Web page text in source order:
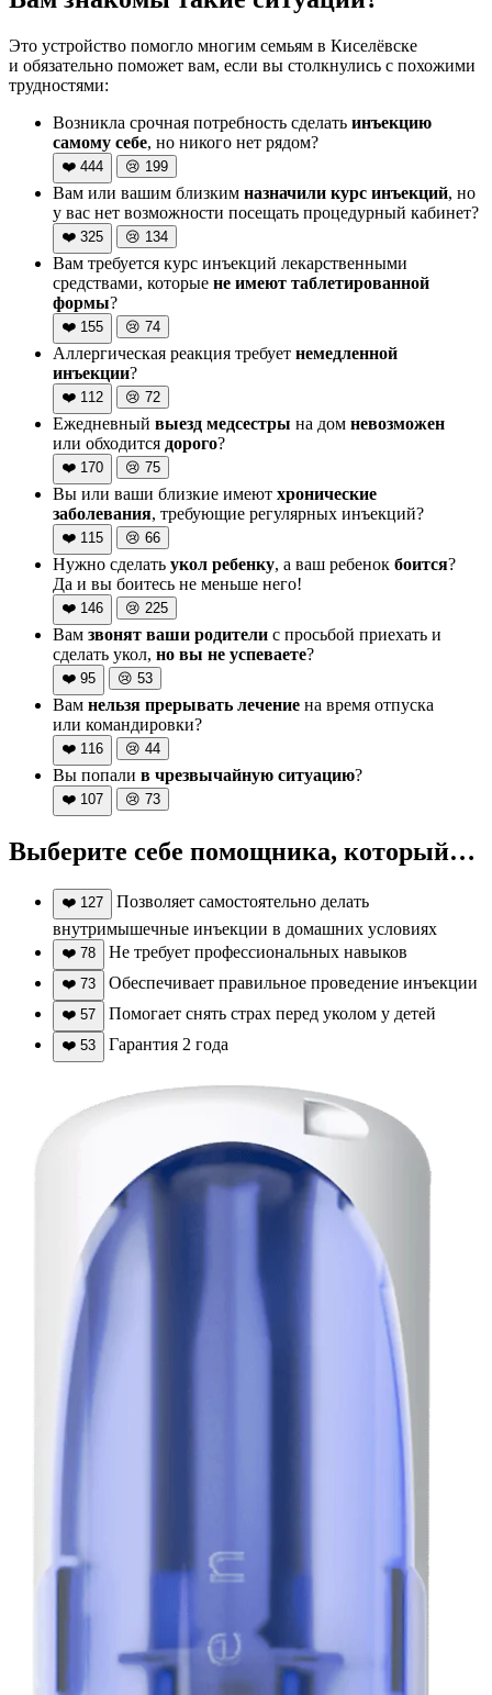
Это устройство помогло многим семьям в Киселёвске
и обязательно поможет вам, если вы столкнулись с похожими
трудностями:
Возникла срочная потребность сделать инъекцию
самому себе, но никого нет рядом?
❤️ 444 😢 199
Вам или вашим близким назначили курс инъекций, но
у вас нет возможности посещать процедурный кабинет?
❤️ 325 😢 134
Вам требуется курс инъекций лекарственными
средствами, которые не имеют таблетированной
формы?
❤️ 155 😢 74
Аллергическая реакция требует немедленной
инъекции?
❤️ 112 😢 72
Ежедневный выезд медсестры на дом невозможен
или обходится дорого?
❤️ 170 😢 75
Вы или ваши близкие имеют хронические
заболевания, требующие регулярных инъекций?
❤️ 115 😢 66
Нужно сделать укол ребенку, а ваш ребенок боится?
Да и вы боитесь не меньше него!
❤️ 146 😢 225
Вам звонят ваши родители с просьбой приехать и
сделать укол, но вы не успеваете?
❤️ 95 😢 53
Вам нельзя прерывать лечение на время отпуска
или командировки?
❤️ 116 😢 44
Вы попали в чрезвычайную ситуацию?
❤️ 107 😢 73
Выберите себе помощника, который…
❤️ 127
Позволяет самостоятельно делать
внутримышечные инъекции в домашних условиях
❤️ 78 Не требует профессиональных навыков
❤️ 73 Обеспечивает правильное проведение инъекции
❤️ 57 Помогает снять страх перед уколом у детей
❤️ 53 Гарантия 2 года